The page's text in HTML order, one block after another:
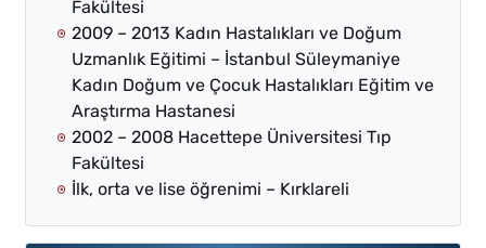
Fakültesi
2009 – 2013 Kadın Hastalıkları ve Doğum
Uzmanlık Eğitimi – İstanbul Süleymaniye
Kadın Doğum ve Çocuk Hastalıkları Eğitim ve
Araştırma Hastanesi
2002 – 2008 Hacettepe Üniversitesi Tıp
Fakültesi
İlk, orta ve lise öğrenimi – Kırklareli